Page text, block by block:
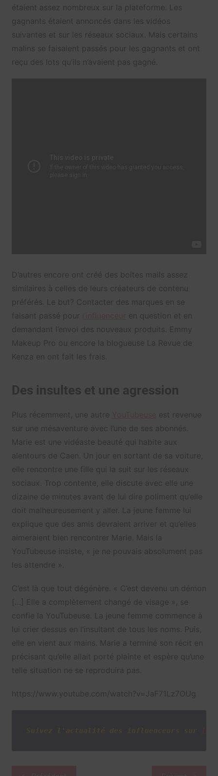
étaient assez nombreux sur la plateforme. Les
gagnants étaient annoncés dans les vidéos
suivantes et sur les réseaux sociaux. Mais certains
malins se faisaient passés pour les gagnants et ont
reçu des lots qu’ils n’avaient pas gagné.
D’autres encore ont créé des boîtes mails assez
similaires à celles de leurs créateurs de contenu
préférés. Le but? Contacter des marques en se
faisant passé pour
en question et en
demandant l’envoi des nouveaux produits. Emmy
Makeup Pro ou encore la blogueuse La Revue de
Kenza en ont fait les frais.
Des insultes et une agression
Plus récemment, une autre
est revenue
sur une mésaventure avec l’une de ses abonnés.
Marie est une vidéaste beauté qui habite aux
alentours de Caen. Un jour en sortant de sa voiture,
elle rencontre une fille qui la suit sur les réseaux
sociaux. Trop contente, elle discute avec elle une
dizaine de minutes avant de lui dire poliment qu’elle
doit malheureusement y aller. La jeune femme lui
explique que des amis devraient arriver et qu’elles
aimeraient bien rencontrer Marie. Mais la
YouTubeuse insiste, « je ne pouvais absolument pas
les attendre ».
C’est là que tout dégénère. « C’est devenu un démon
[…] Elle a complètement changé de visage », se
confie la YouTubeuse. La jeune femme commence à
lui crier dessus en l’insultant de tous les noms. Puis,
elle en vient aux mains. Marie a terminé son récit en
précisant qu’elle allait porté plainte et espère qu’une
telle situation ne se reproduira pas.
https://www.youtube.com/watch?v=JaF71Lz7OUg